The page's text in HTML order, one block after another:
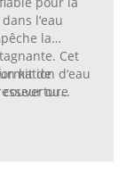
l‘eau
la
Cet
d‘eau
kit de
ou